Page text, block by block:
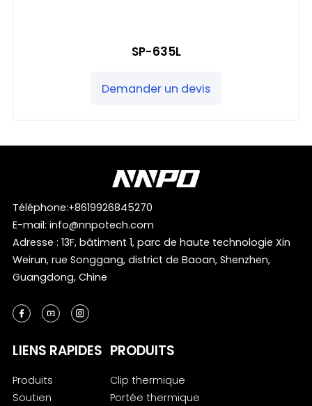
SP-635L
Demander un devis
Téléphone:+8619926845270
E-mail: info@nnpotech.com
Adresse : 13F, bâtiment 1, parc de haute technologie Xin
Weirun, rue Songgang, district de Baoan, Shenzhen,
Guangdong, Chine
LIENS RAPIDES
Produits
Soutien
PRODUITS
Clip thermique
Portée thermique